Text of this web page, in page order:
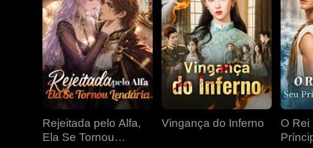
Rejeitada pelo Alfa,
Ela Se Tornou
Vingança do Inferno
O Rei